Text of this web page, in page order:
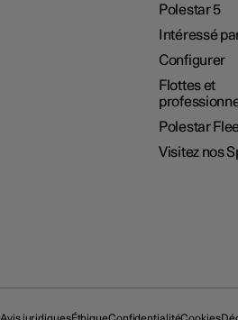
Polestar 5
Intéressé
Configurer
Flottes et
Polestar
Visitez nos